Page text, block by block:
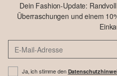
Dein Fashion-Update:
Überraschungen und einem
Ja, ich stimme den